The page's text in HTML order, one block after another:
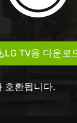
LG TV용 다운로
호환됩니다.